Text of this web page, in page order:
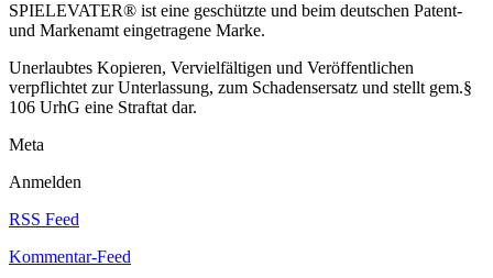
SPIELEVATER® ist eine geschützte und beim deutschen Patent-
und Markenamt eingetragene Marke.
Unerlaubtes Kopieren, Vervielfältigen und Veröffentlichen
verpflichtet zur Unterlassung, zum Schadensersatz und stellt gem.§
106 UrhG eine Straftat dar.
Meta
Anmelden
RSS Feed
Kommentar-Feed